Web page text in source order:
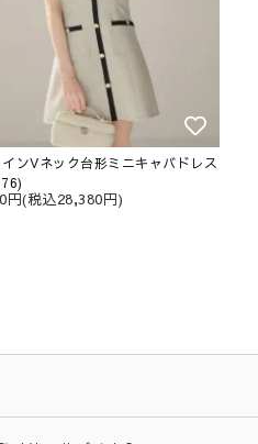
ンVネック台形ミニキャバドレス
円(税込28,380円)